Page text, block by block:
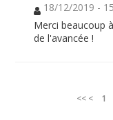
18/12/2019 -
Merci beaucoup
de l'avancée !
<< < 1